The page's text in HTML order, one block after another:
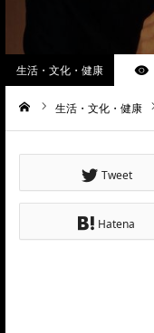
生活・文化・健康
生活・文化・健康
Tweet
Hatena
お問合せ